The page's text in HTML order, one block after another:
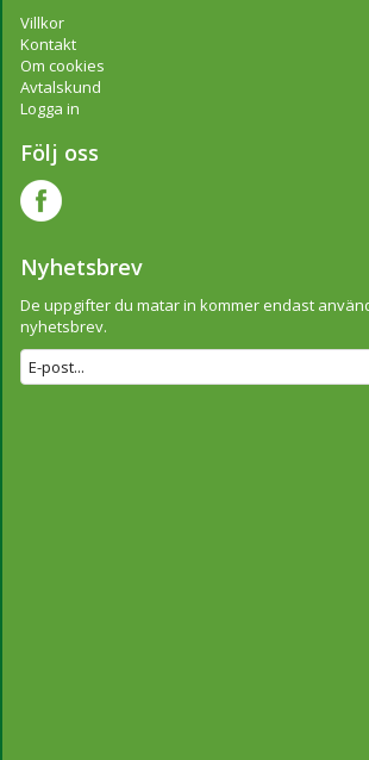
Villkor
Kontakt
Om cookies
Avtalskund
Logga in
Följ oss
Nyhetsbrev
De uppgifter du matar in kommer endast
nyhetsbrev.